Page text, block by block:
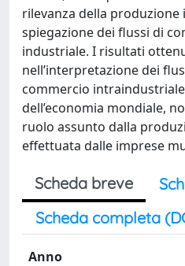
rilevanza della
spiegazione dei flussi di
industriale. I risultati
nell’interpretazione dei
commercio
dell’economia mondiale,
ruolo assunto dalla
effettuata dalle imprese
Scheda breve
Scheda completa
Anno